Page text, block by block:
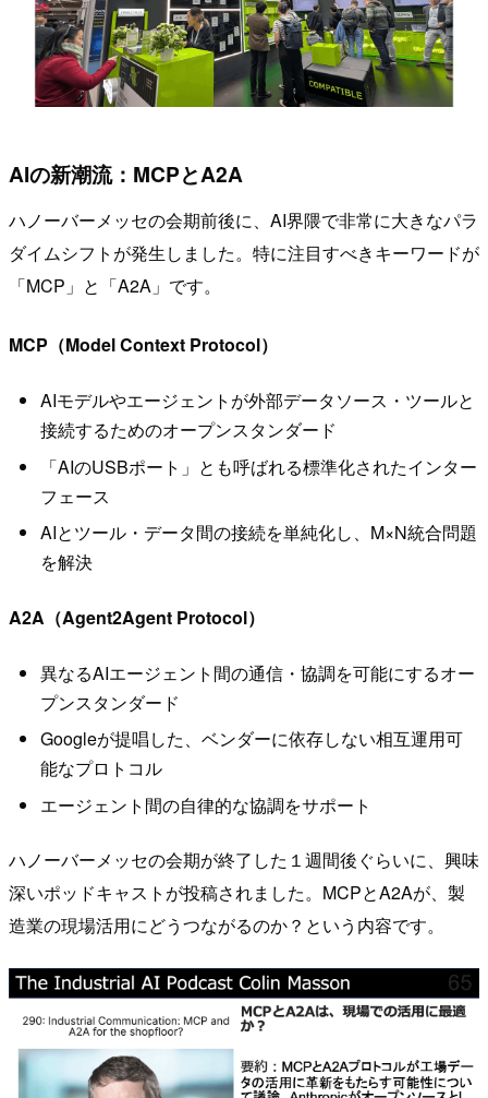
AIの新潮流：MCPとA2A
ハノーバーメッセの会期前後に、AI界隈で非常に大きなパラ
ダイムシフトが発生しました。特に注目すべきキーワードが
「MCP」と「A2A」です。
MCP（Model Context Protocol）
AIモデルやエージェントが外部データソース・ツールと
接続するためのオープンスタンダード
「AIのUSBポート」とも呼ばれる標準化されたインター
フェース
AIとツール・データ間の接続を単純化し、M×N統合問題
を解決
A2A（Agent2Agent Protocol）
異なるAIエージェント間の通信・協調を可能にするオー
プンスタンダード
Googleが提唱した、ベンダーに依存しない相互運用可
能なプロトコル
エージェント間の自律的な協調をサポート
ハノーバーメッセの会期が終了した１週間後ぐらいに、興味
深いポッドキャストが投稿されました。MCPとA2Aが、製
造業の現場活用にどうつながるのか？という内容です。